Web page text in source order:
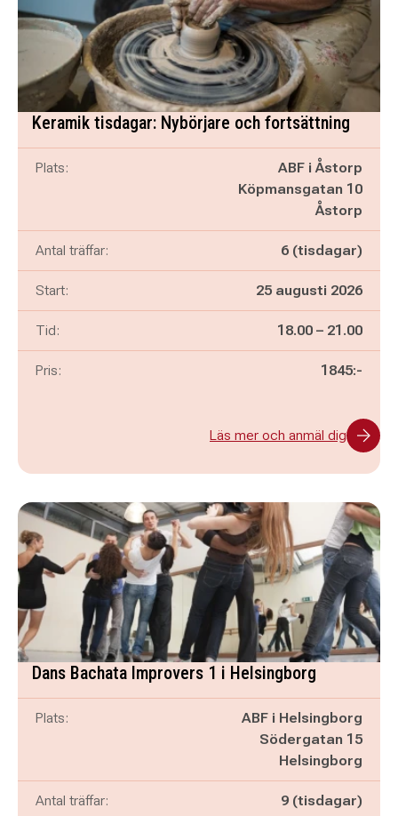
Keramik tisdagar: Nybörjare och fortsättning
Plats:
ABF i Åstorp
Köpmansgatan 10
Åstorp
Antal träffar: 6 (tisdagar)
Start: 25 augusti 2026
Tid: Pågår mellan
18.00 – och
21.00
Pris: 1845:-
Läs mer och anmäl dig
Dans Bachata Improvers 1 i Helsingborg
Plats:
ABF i Helsingborg
Södergatan 15
Helsingborg
Antal träffar: 9 (tisdagar)